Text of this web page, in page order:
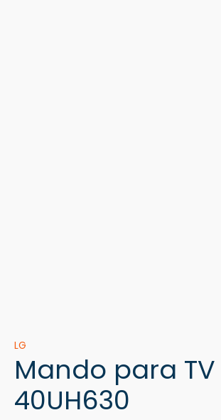
LG
Mando para TV
40UH630